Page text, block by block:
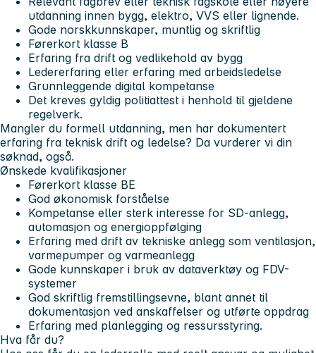
utdanning innen bygg, elektro, VVS eller lignende.
Gode norskkunnskaper, muntlig og skriftlig
Førerkort klasse B
Erfaring fra drift og vedlikehold av bygg
Ledererfaring eller erfaring med arbeidsledelse
Grunnleggende digital kompetanse
Det kreves gyldig politiattest i henhold til gjeldene
regelverk.
Mangler du formell utdanning, men har dokumentert
erfaring fra teknisk drift og ledelse? Da vurderer vi din
søknad, også.
Ønskede kvalifikasjoner
Førerkort klasse BE
God økonomisk forståelse
Kompetanse eller sterk interesse for SD-anlegg,
automasjon og energioppfølging
Erfaring med drift av tekniske anlegg som ventilasjon,
varmepumper og varmeanlegg
Gode kunnskaper i bruk av dataverktøy og FDV-
systemer
God skriftlig fremstillingsevne, blant annet til
dokumentasjon ved anskaffelser og utførte oppdrag
Erfaring med planlegging og ressursstyring.
Hva får du?